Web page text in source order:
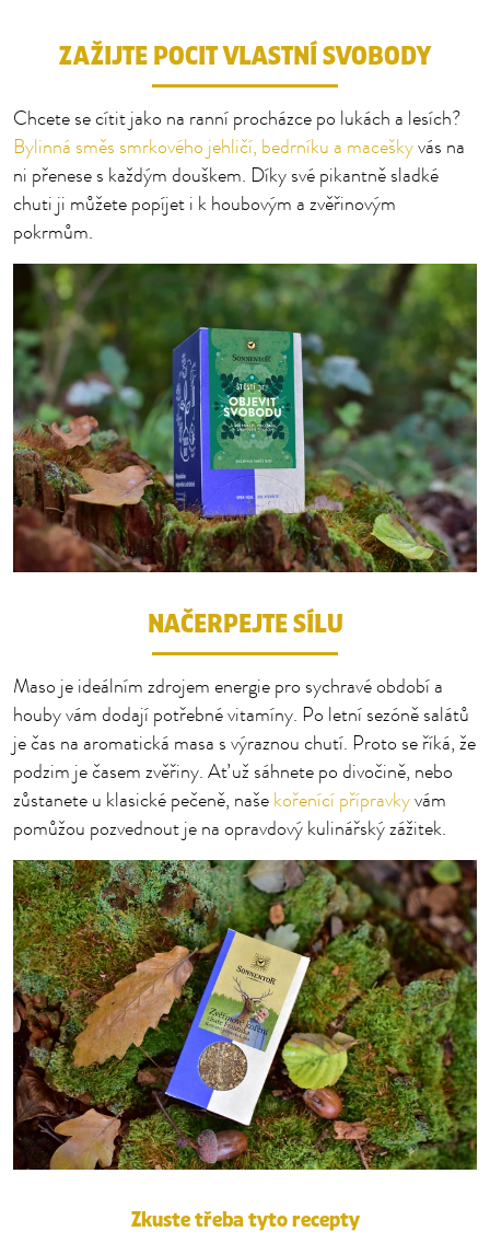
ZAŽIJTE POCIT VLASTNÍ SVOBODY
Chcete se cítit jako na ranní procházce po lukách a lesích?
Bylinná směs smrkového jehličí, bedrníku a maceškyvás na
ni přenese s každým douškem. Díky své pikantně sladké
chuti ji můžete popíjet i k houbovým a zvěřinovým
pokrmům.
NAČERPEJTE SÍLU
Maso je ideálním zdrojem energie pro sychravé období a
houby vám dodají potřebné vitamíny. Po letní sezóně salátů
je čas na aromatická masa s výraznou chutí. Proto se říká, že
podzim je časem zvěřiny. Ať už sáhnete po divočině, nebo
zůstanete u klasické pečeně, naše kořenící přípravkyvám
pomůžou pozvednout je na opravdový kulinářský zážitek.
Zkuste třeba tyto recepty